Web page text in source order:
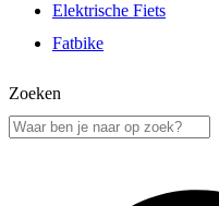
Elektrische Fiets
Fatbike
Zoeken